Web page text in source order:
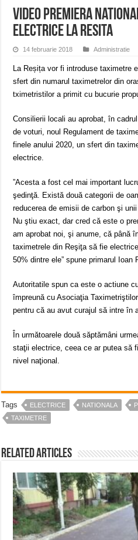
Anunț important – Închidere temporară
Ștrandul Termal Ring din Oravița –
VIDEO Premiera
electrice la Resita
14 februarie 2018 Administratie
La Reșița vor fi introduse taximetre
sfert din numarul taximetrelor din
tximetristilor a primit cu bucurie
Consilierii locali au aprobat, în
de voturi, noul Regulament de
finele anului 2020, un sfert din
electrice.
”Acesta a fost cel mai important
şedinţă. Există două categorii de
reducerea de emisii de carbon şi
Nu ştiu exact, dar cred că este o
am aprobat noi, şi anume, că până
taximetrele din Reşiţa să fie
50% dintre ele” spune primarul Ioan
Autoritatile spun ca este o actiune
împreună cu Asociaţia
pentru că au avut curajul să intre în
În următoarele două săptămâni
staţii electrice, ceea ce ar putea să
nivel naţional.
Tags ELECTRICE NATIONALA
TAXIMETRE
Related Articles